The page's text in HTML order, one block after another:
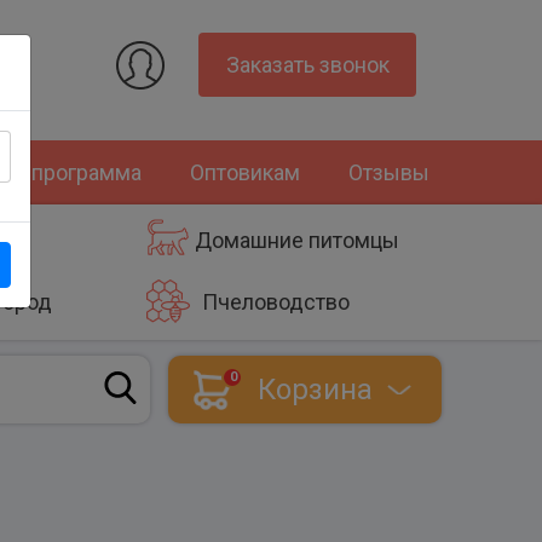
Заказать звонок
программа Оптовикам Отзывы
Домашние питомцы
Пчеловодство
0 Корзина